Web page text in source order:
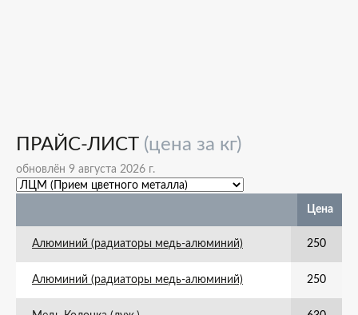
ПРАЙС-ЛИСТ (цена за кг)
обновлён 9 августа 2026 г.
Цена
Алюминий (радиаторы медь-алюминий) 250
Алюминий (радиаторы медь-алюминий) 250